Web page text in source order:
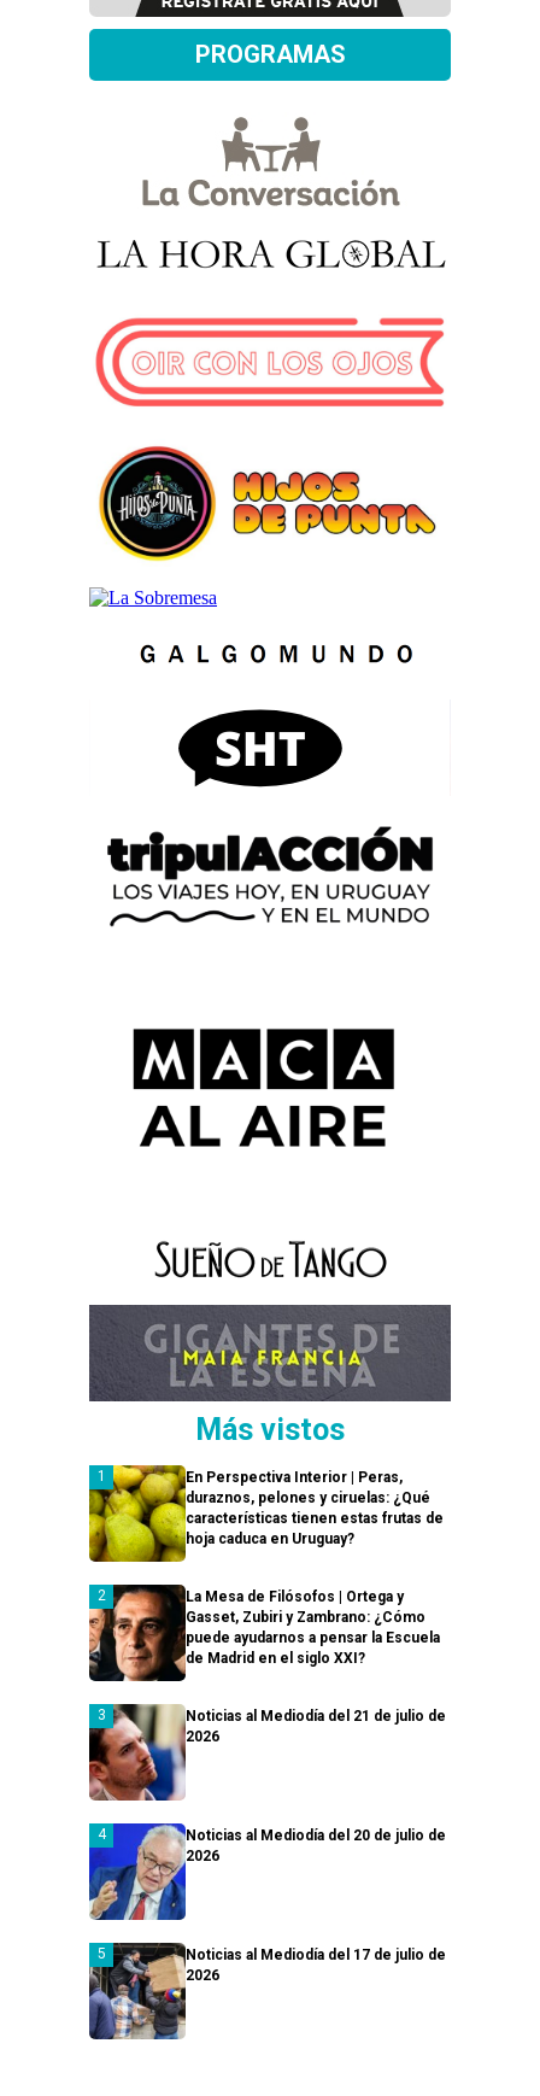
PROGRAMAS
Más vistos
En Perspectiva Interior | Peras,
duraznos, pelones y ciruelas: ¿Qué
características tienen estas frutas de
hoja caduca en Uruguay?
La Mesa de Filósofos | Ortega y
Gasset, Zubiri y Zambrano: ¿Cómo
puede ayudarnos a pensar la Escuela
de Madrid en el siglo XXI?
Noticias al Mediodía del 21 de julio de
2026
Noticias al Mediodía del 20 de julio de
2026
Noticias al Mediodía del 17 de julio de
2026